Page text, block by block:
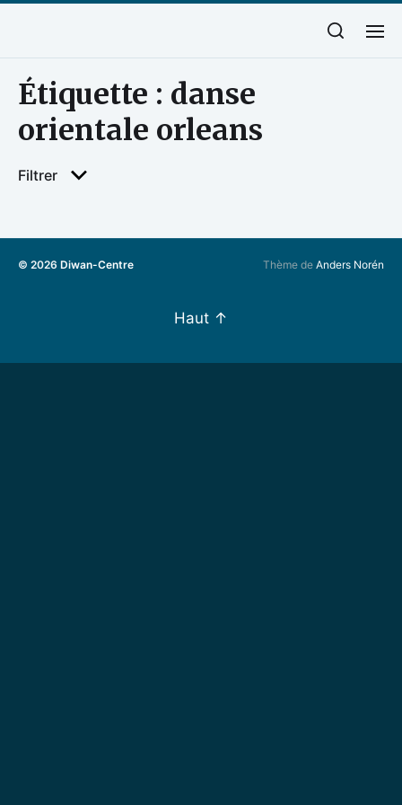
Étiquette : danse
orientale orleans
Filtrer
© 2026 Diwan-Centre Thème de Anders Norén
Haut ↑